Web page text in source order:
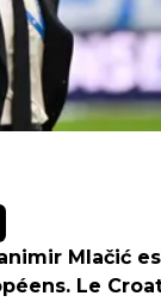
Mlačić
Le